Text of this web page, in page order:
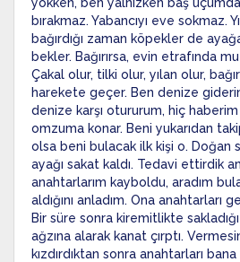
bırakmaz. Yabancıyı eve sokmaz.
bağırdığı zaman köpekler de
bekler. Bağırırsa, evin etrafında
Çakal olur, tilki olur, yılan olur,
harekete geçer. Ben denize
denize karşı otururum, hiç
omzuma konar. Beni yukarıdan
olsa beni bulacak ilk kişi o. Doğan
ayağı sakat kaldı. Tedavi ettirdik
anahtarlarım kayboldu, aradım
aldığını anladım. Ona anahtarları
Bir süre sonra kiremitlikte
ağzına alarak kanat çırptı.
kızdırdıktan sonra anahtarları bana